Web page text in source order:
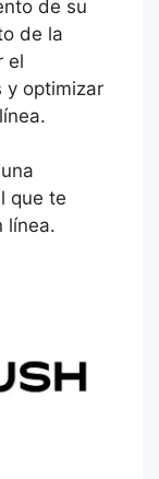
de su
de la
el
y optimizar
que te
línea.